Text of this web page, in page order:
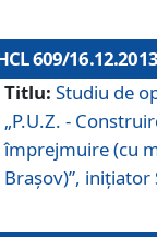
609/16.12.2013
Titlu: Studiu de
„P.U.Z. -
împrejmuire (cu
Braşov)”, iniţiator